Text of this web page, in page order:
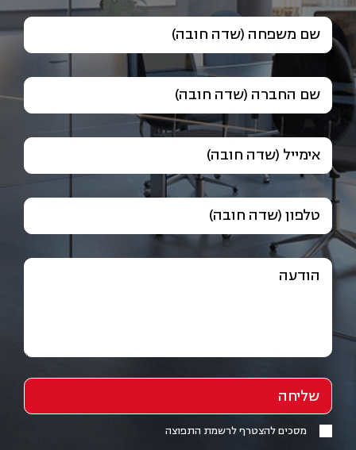
שם משפחה (שדה חובה)
שם החברה (שדה חובה)
אימייל (שדה חובה)
טלפון (שדה חובה)
הודעה
מסכים להצטרף לרשמת התפוצה